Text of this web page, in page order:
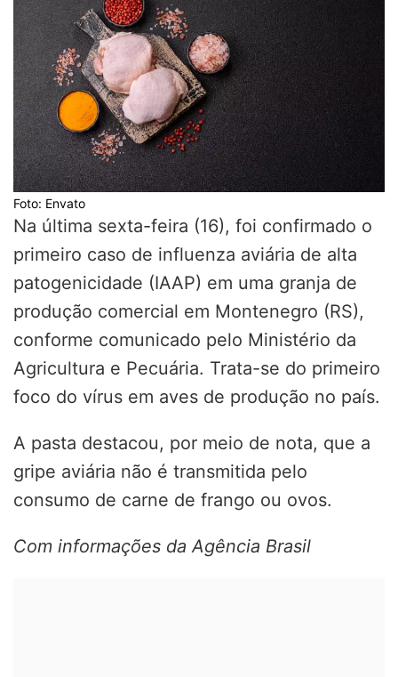
Foto: Envato
Na última sexta-feira (16), foi confirmado o
primeiro caso de influenza aviária de alta
patogenicidade (IAAP) em uma granja de
produção comercial em Montenegro (RS),
conforme comunicado pelo Ministério da
Agricultura e Pecuária. Trata-se do primeiro
foco do vírus em aves de produção no país.
A pasta destacou, por meio de nota, que a
gripe aviária não é transmitida pelo
consumo de carne de frango ou ovos.
Com informações da Agência Brasil